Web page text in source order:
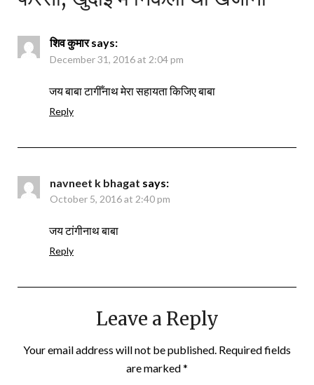
शिव कुमार says:
December 31, 2016 at 2:04 pm
जय बाबा टागीँनाथ मेरा सहायता किजिए बाबा
Reply
navneet k bhagat says:
October 5, 2016 at 2:40 pm
जय टांगीनाथ बाबा
Reply
Leave a Reply
Your email address will not be published. Required fields
are marked*